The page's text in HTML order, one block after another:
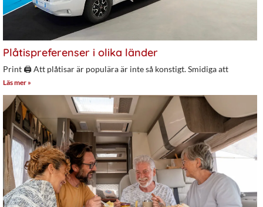
Plåtispreferenser i olika länder
Print 🖨 Att plåtisar är populära är inte så konstigt. Smidiga att
Läs mer »